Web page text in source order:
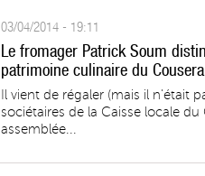
03/04/2014 - 19:11
Le fromager Patrick Soum
patrimoine culinaire du
Il vient de régaler (mais il n'était
sociétaires de la Caisse locale
assemblée...